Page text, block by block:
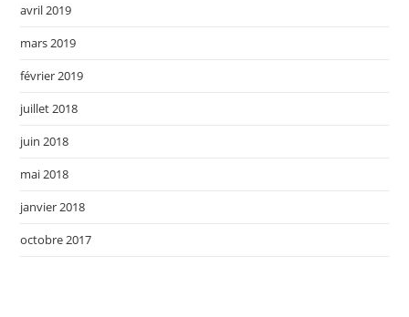
avril 2019
mars 2019
février 2019
juillet 2018
juin 2018
mai 2018
janvier 2018
octobre 2017